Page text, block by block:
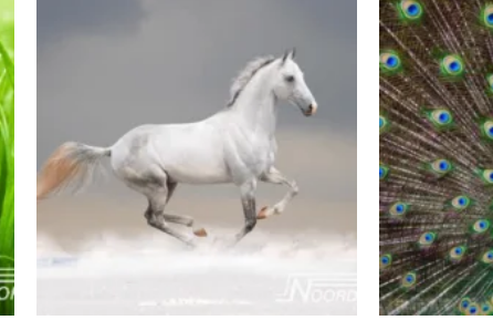
Toevoegen
aan
verlanglijst